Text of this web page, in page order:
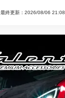
最終更新：2026/08/06 21:08